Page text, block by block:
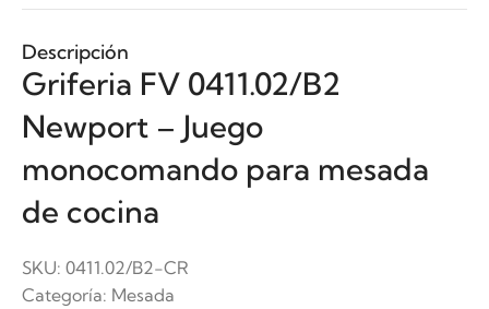
Descripción
Griferia FV 0411.02/B2
Newport – Juego
monocomando para mesada
de cocina
SKU: 0411.02/B2-CR
Categoría: Mesada